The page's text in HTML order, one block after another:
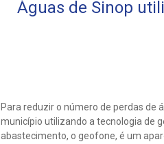
Águas de Sinop
Para reduzir o número de perdas de
município utilizando a tecnologia de
abastecimento, o geofone, é um